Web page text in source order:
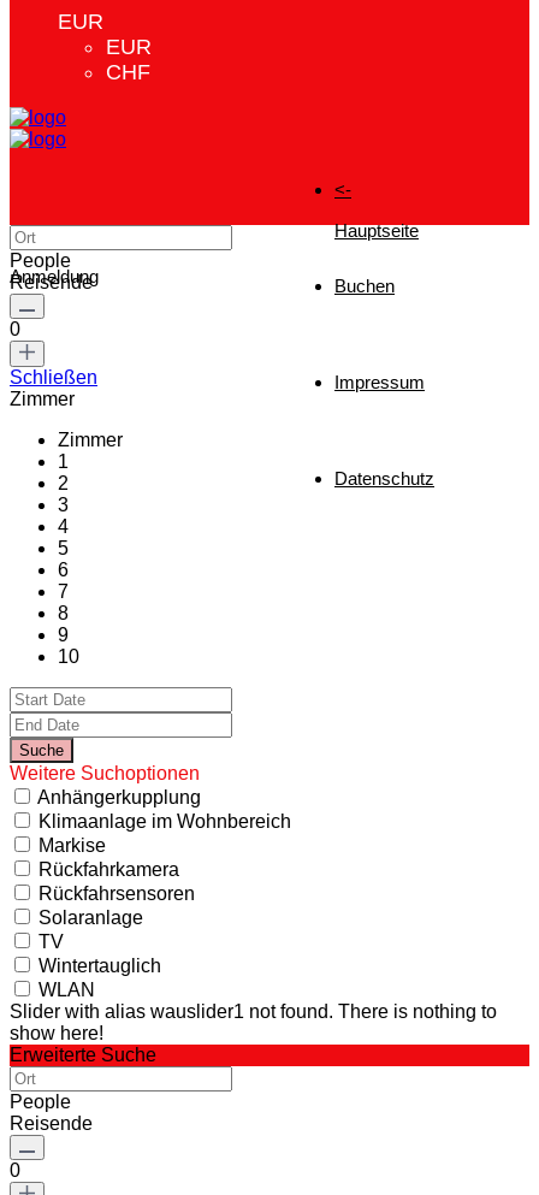
EUR
EUR
CHF
<-
Hauptseite
Buchen
Impressum
Datenschutz
Anmeldung
People
Reisende
0
Schließen
Zimmer
Zimmer
1
2
3
4
5
6
7
8
9
10
Weitere Suchoptionen
Anhängerkupplung
Klimaanlage im Wohnbereich
Markise
Rückfahrkamera
Rückfahrsensoren
Solaranlage
TV
Wintertauglich
WLAN
Slider with alias wauslider1 not found. There is nothing to
show here!
Erweiterte Suche
People
Reisende
0